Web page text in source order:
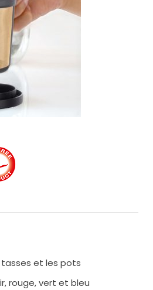
et les pots
rouge, vert et bleu